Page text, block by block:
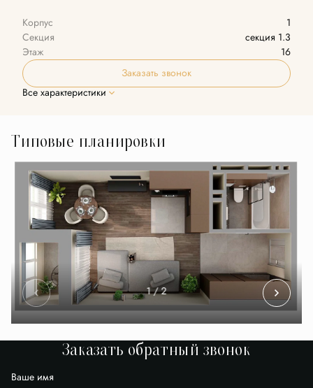
Корпус
1
Секция
секция 1.3
Этаж
16
Заказать звонок
Все характеристики
Типовые планировки
1 / 2
Заказать обратный звонок
Ваше имя